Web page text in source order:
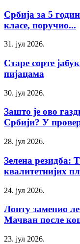
Србија за 5
класе, поручио...
31. јул 2026.
Старе сорте
пијацама
30. јул 2026.
Зашто је ово
Србији? У
28. јул 2026.
Зелена резидба:
квалитетнијих
24. јул 2026.
Лопту заменио
Мачван после
23. јул 2026.